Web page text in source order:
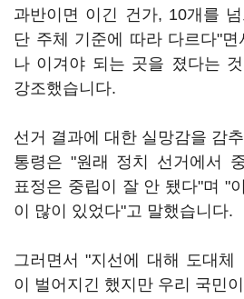
과반이면 이긴 건가, 10개를
단 주체 기준에 따라 다르다"
나 이겨야 되는 곳을 졌다는
강조했습니다.
선거 결과에 대한 실망감을 감
통령은 "원래 정치 선거에서
표정은 중립이 잘 안 됐다"며 "
이 많이 있었다"고 말했습니다.
그러면서 "지선에 대해 도대
이 벌어지긴 했지만 우리 국민